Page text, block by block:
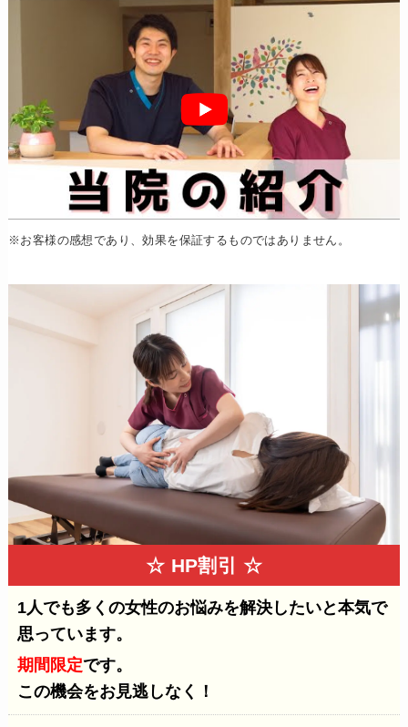
※お客様の感想であり、効果を保証するものではありません。
☆ HP割引 ☆
1人でも多くの女性のお悩みを解決したいと本気で
思っています。
期間限定です。
この機会をお見逃しなく！